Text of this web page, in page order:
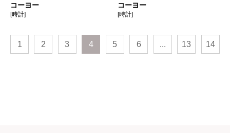
コーヨー
[時計]
コーヨー
[時計]
1 2 3 4 5 6 ... 13 14